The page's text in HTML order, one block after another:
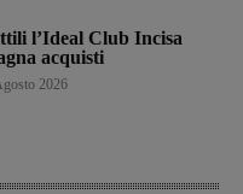
l’Ideal Club Incisa
acquisti
2026